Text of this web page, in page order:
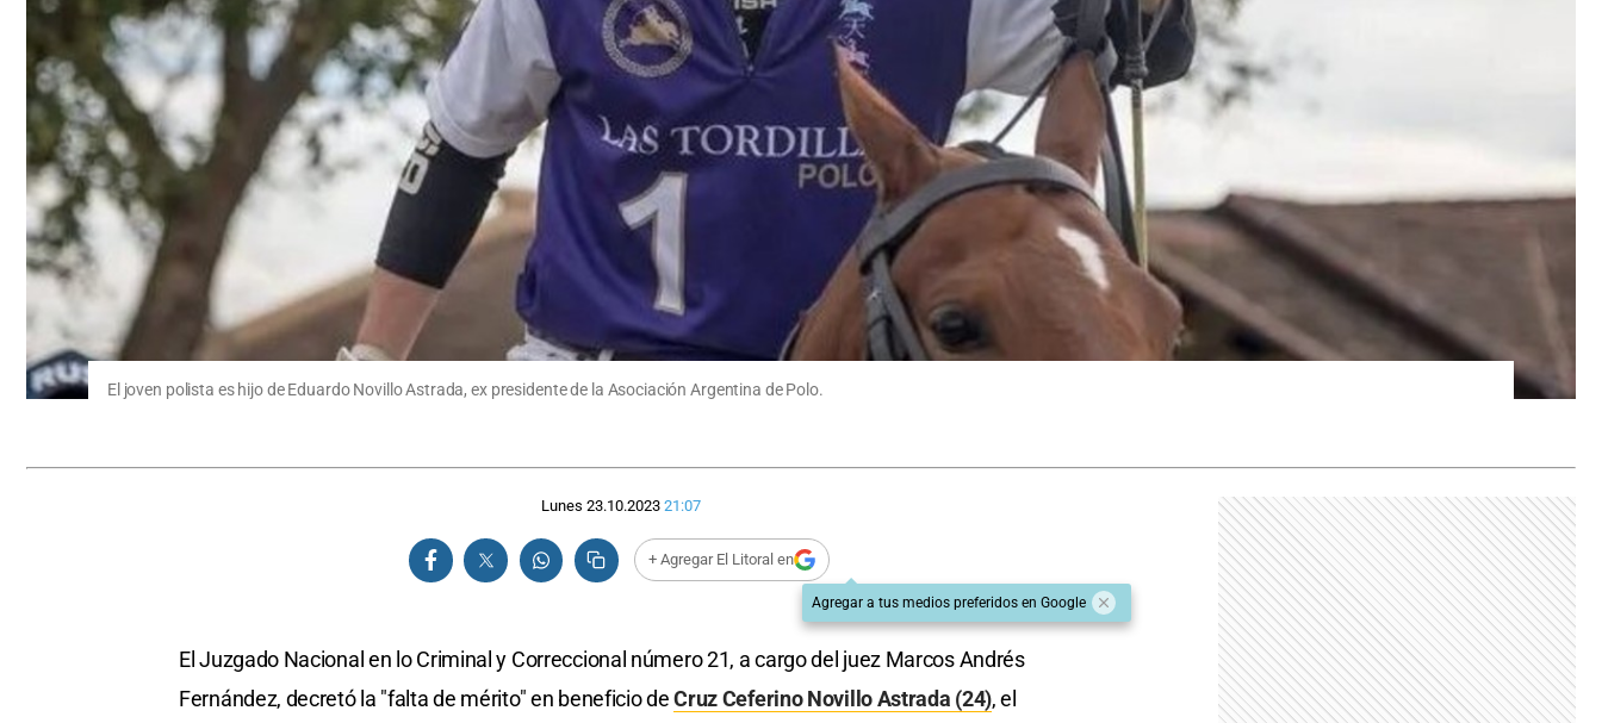
El joven polista es hijo de Eduardo Novillo Astrada, ex presidente de la Asociación Argentina de Polo.
Lunes 23.10.2023 21:07
+ Agregar El Litoral en
Agregar a tus medios preferidos en Google
El Juzgado Nacional en lo Criminal y Correccional número 21, a cargo del juez Marcos Andrés
Fernández, decretó la "falta de mérito" en beneficio deCruz Ceferino Novillo Astrada (24), el